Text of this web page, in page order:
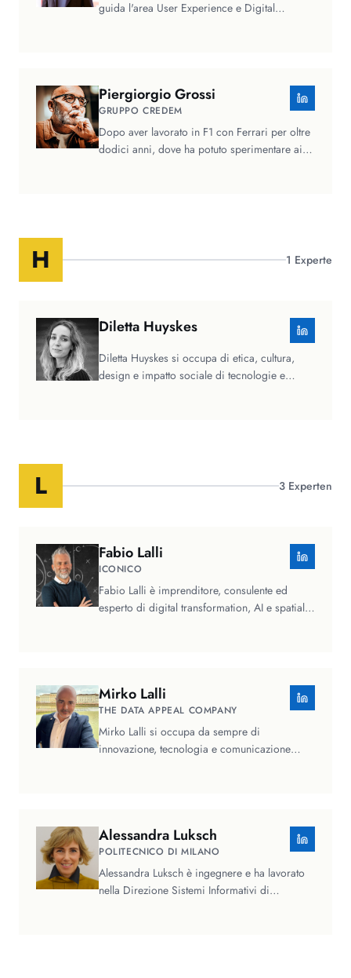
guida l'area User Experience e Digital
PiergiorgioGrossi
GRUPPO CREDEM
Dopo aver lavorato in F1 con Ferrari per oltre
dodici anni, dove ha potuto sperimentare ai
H 1 Experte
Diletta Huyskes
Diletta Huyskes si occupa di etica, cultura,
design e impatto sociale di tecnologie e
L 3 Experten
Fabio Lalli
ICONICO
Fabio Lalli è imprenditore, consulente ed
esperto di digital transformation, AI e spatial
Mirko Lalli
THE DATA APPEAL COMPANY
Mirko Lalli si occupa da sempre di
innovazione, tecnologia e comunicazione
Alessandra Luksch
POLITECNICO DI MILANO
Alessandra Luksch è ingegnere e ha lavorato
nella Direzione Sistemi Informativi di